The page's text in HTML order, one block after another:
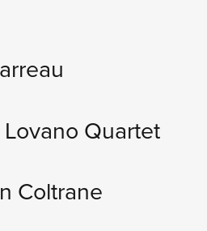
Quartet
Coltrane